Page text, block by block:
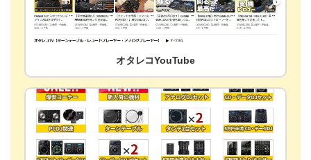
オタレコYouTube